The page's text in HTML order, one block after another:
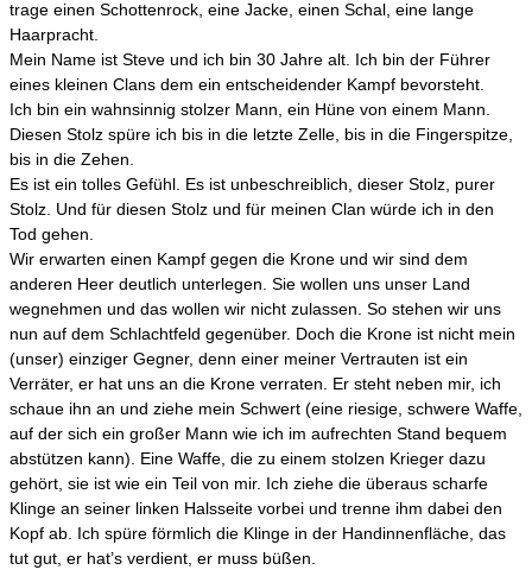
trage einen Schottenrock, eine Jacke, einen Schal, eine lange
Haarpracht.
Mein Name ist Steve und ich bin 30 Jahre alt. Ich bin der Führer
eines kleinen Clans dem ein entscheidender Kampf bevorsteht.
Ich bin ein wahnsinnig stolzer Mann, ein Hüne von einem Mann.
Diesen Stolz spüre ich bis in die letzte Zelle, bis in die Fingerspitze,
bis in die Zehen.
Es ist ein tolles Gefühl. Es ist unbeschreiblich, dieser Stolz, purer
Stolz. Und für diesen Stolz und für meinen Clan würde ich in den
Tod gehen.
Wir erwarten einen Kampf gegen die Krone und wir sind dem
anderen Heer deutlich unterlegen. Sie wollen uns unser Land
wegnehmen und das wollen wir nicht zulassen. So stehen wir uns
nun auf dem Schlachtfeld gegenüber. Doch die Krone ist nicht mein
(unser) einziger Gegner, denn einer meiner Vertrauten ist ein
Verräter, er hat uns an die Krone verraten. Er steht neben mir, ich
schaue ihn an und ziehe mein Schwert (eine riesige, schwere Waffe,
auf der sich ein großer Mann wie ich im aufrechten Stand bequem
abstützen kann). Eine Waffe, die zu einem stolzen Krieger dazu
gehört, sie ist wie ein Teil von mir. Ich ziehe die überaus scharfe
Klinge an seiner linken Halsseite vorbei und trenne ihm dabei den
Kopf ab. Ich spüre förmlich die Klinge in der Handinnenfläche, das
tut gut, er hat’s verdient, er muss büßen.